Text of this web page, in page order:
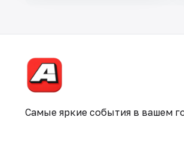
Самые яркие события в вашем